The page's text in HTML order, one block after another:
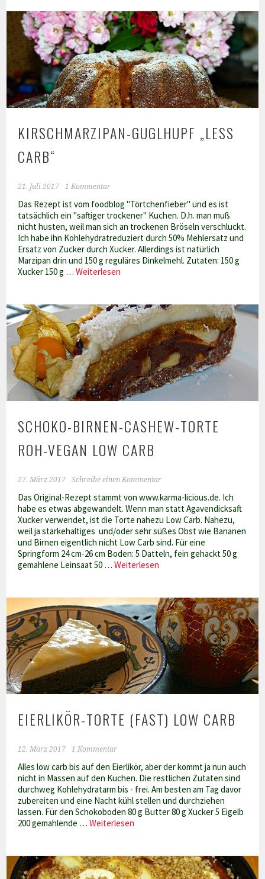
Igel
Kekse
KIRSCHMARZIPAN-GUGLHUPF „LESS
CARB“
21. Juli 2017 1 Kommentar
Das Rezept ist vom foodblog "Törtchenfieber" und es ist
tatsächlich ein "saftiger trockener" Kuchen. D.h. man muß
nicht husten, weil man sich an trockenen Bröseln verschluckt.
Ich habe ihn Kohlehydratreduziert durch 50% Mehlersatz und
Ersatz von Zucker durch Xucker. Allerdings ist natürlich
Marzipan drin und 150 g reguläres Dinkelmehl. Zutaten: 150 g
Xucker 150 g …Weiterlesen
Carb“
SCHOKO-BIRNEN-CASHEW-TORTE
ROH-VEGAN LOW CARB
27. März 2017 Schreibe einen Kommentar
Das Original-Rezept stammt von www.karma-licious.de. Ich
habe es etwas abgewandelt. Wenn man statt Agavendicksaft
Xucker verwendet, ist die Torte nahezu Low Carb. Nahezu,
weil ja stärkehaltiges und/oder sehr süßes Obst wie Bananen
und Birnen eigentlich nicht Low Carb sind. Für eine
Springform 24 cm-26 cm Boden: 5 Datteln, fein gehackt 50 g
gemahlene Leinsaat 50 …Weiterlesen
Torte
roh-
vegan
Low
Carb
EIERLIKÖR-TORTE (FAST) LOW CARB
12. März 2017 1 Kommentar
Alles low carb bis auf den Eierlikör, aber der kommt ja nun auch
nicht in Massen auf den Kuchen. Die restlichen Zutaten sind
durchweg Kohlehydratarm bis - frei. Am besten am Tag davor
zubereiten und eine Nacht kühl stellen und durchziehen
lassen. Für den Schokoboden 80 g Butter 80 g Xucker 5 Eigelb
200 gemahlende …Weiterlesen
Low
Carb